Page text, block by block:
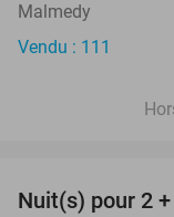
Malmedy
Vendu : 111
Nuit(s) pour 2